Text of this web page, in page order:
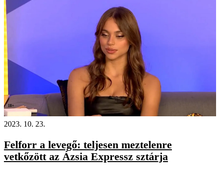
18+
2023. 10. 23.
Felforr a levegő: teljesen meztelenre
vetkőzött az Ázsia Expressz sztárja